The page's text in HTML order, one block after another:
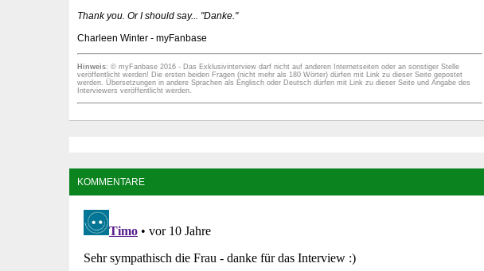
Thank you. Or I should say... "Danke."
Charleen Winter - myFanbase
Hinweis: © myFanbase 2016 - Das Exklusivinterview darf nicht auf anderen Internetseiten oder an sonstiger Stelle
veröffentlicht werden! Die ersten beiden Fragen (nicht mehr als 180 Wörter) dürfen mit Link zu dieser Seite gepostet
werden. Übersetzungen in andere Sprachen als Englisch oder Deutsch dürfen mit Link zu dieser Seite und Angabe des
Interviewers veröffentlicht werden.
KOMMENTARE